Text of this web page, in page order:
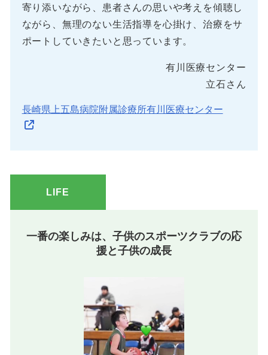
寄り添いながら、患者さんの思いや考えを傾聴し
ながら、無理のない生活指導を心掛け、治療をサ
ポートしていきたいと思っています。
有川医療センター
立石さん
長崎県上五島病院附属診療所有川医療センター
LIFE
一番の楽しみは、子供のスポーツクラブの応
援と子供の成長